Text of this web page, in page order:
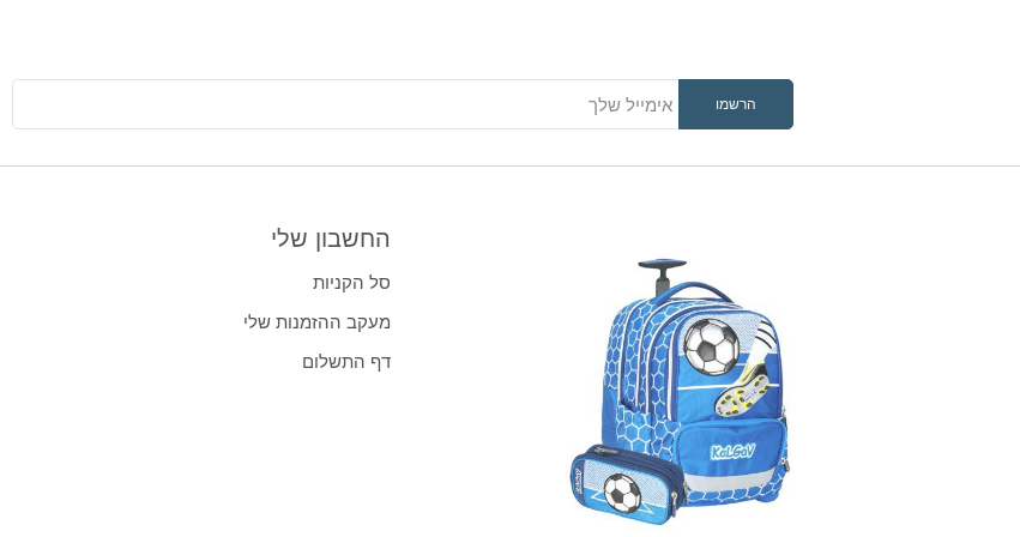
החשבון שלי
סל הקניות
מעקב ההזמנות שלי
דף התשלום